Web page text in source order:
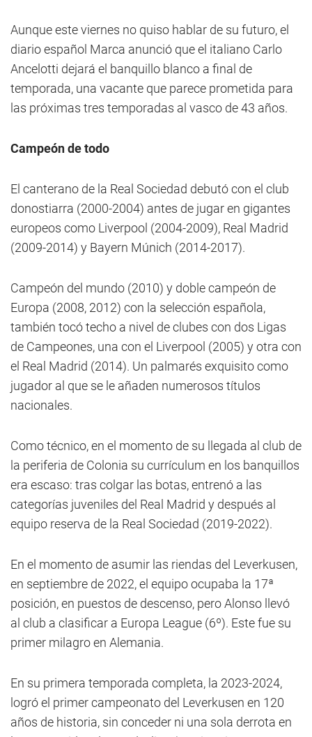
Aunque este viernes no quiso hablar de su futuro, el
diario español Marca anunció que el italiano Carlo
Ancelotti dejará el banquillo blanco a final de
temporada, una vacante que parece prometida para
las próximas tres temporadas al vasco de 43 años.
Campeón de todo
El canterano de la Real Sociedad debutó con el club
donostiarra (2000-2004) antes de jugar en gigantes
europeos como Liverpool (2004-2009), Real Madrid
(2009-2014) y Bayern Múnich (2014-2017).
Campeón del mundo (2010) y doble campeón de
Europa (2008, 2012) con la selección española,
también tocó techo a nivel de clubes con dos Ligas
de Campeones, una con el Liverpool (2005) y otra con
el Real Madrid (2014). Un palmarés exquisito como
jugador al que se le añaden numerosos títulos
nacionales.
Como técnico, en el momento de su llegada al club de
la periferia de Colonia su currículum en los banquillos
era escaso: tras colgar las botas, entrenó a las
categorías juveniles del Real Madrid y después al
equipo reserva de la Real Sociedad (2019-2022).
En el momento de asumir las riendas del Leverkusen,
en septiembre de 2022, el equipo ocupaba la 17ª
posición, en puestos de descenso, pero Alonso llevó
al club a clasificar a Europa League (6º). Este fue su
primer milagro en Alemania.
En su primera temporada completa, la 2023-2024,
logró el primer campeonato del Leverkusen en 120
años de historia, sin conceder ni una sola derrota en